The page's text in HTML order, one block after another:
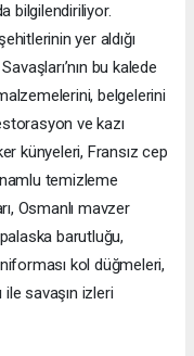
bilgilendiriliyor.
yer aldığı
bu kalede
belgelerini
ve kazı
künyeleri, Fransız cep
temizleme
Osmanlı mavzer
barutluğu,
kol düğmeleri,
savaşın izleri